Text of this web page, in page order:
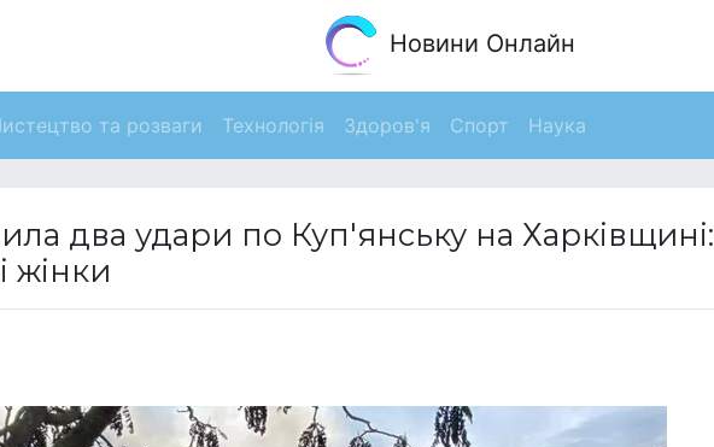
Новини Онлайн
та розваги Технологія Здоров'я Спорт Наука
два удари по Куп'янську на Харківщині:
жінки